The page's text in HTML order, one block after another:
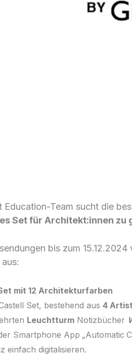
Education-Team sucht die
Set für Architekt:innen zu
bis zum
mit 12 Architekturfarben
Set, bestehend aus 4
Leuchtturm Notizbücher
Smartphone App „Automatic
einfach digitalisieren.